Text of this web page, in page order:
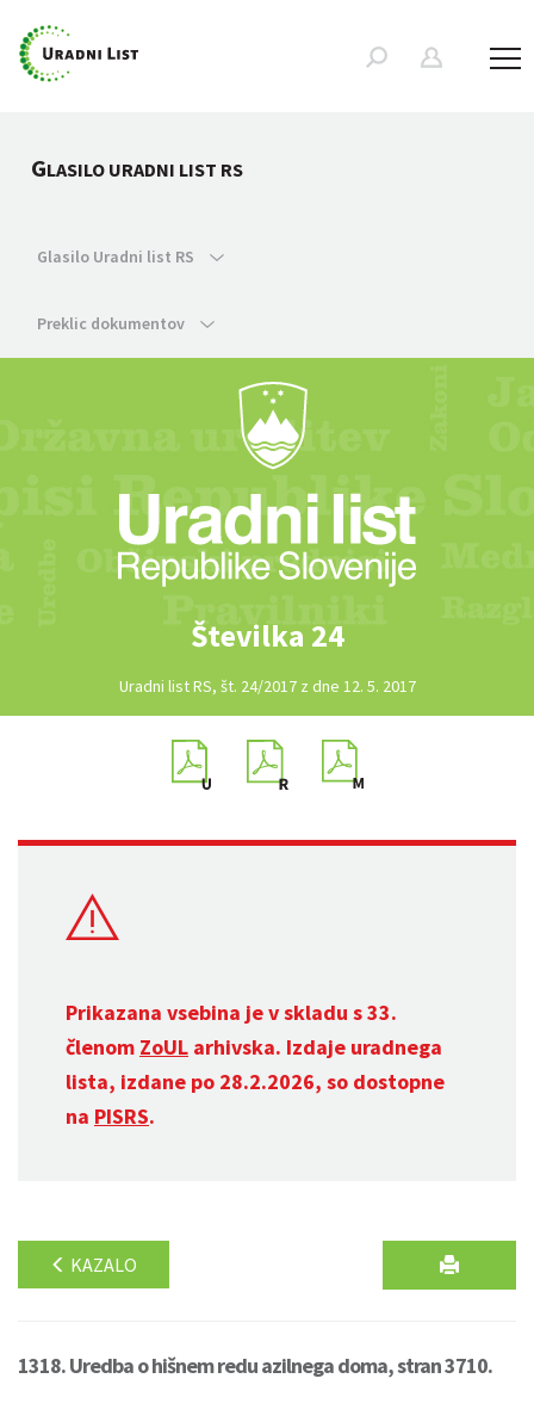
GLASILO URADNI LIST RS
Glasilo Uradni list RS
Preklic dokumentov
Številka 24
Uradni list RS, št. 24/2017 z dne 12. 5. 2017
Prikazana vsebina je v skladu s 33.
členom ZoUL arhivska. Izdaje uradnega
lista, izdane po 28.2.2026, so dostopne
na PISRS.
KAZALO
1318. Uredba o hišnem redu azilnega doma, stran 3710.